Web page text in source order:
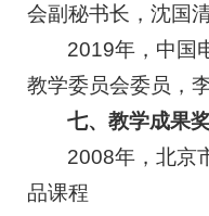
会副秘书长，沈国
2019年，中国
教学委员会委员，
七、教学成果奖
2008年，北京
品课程